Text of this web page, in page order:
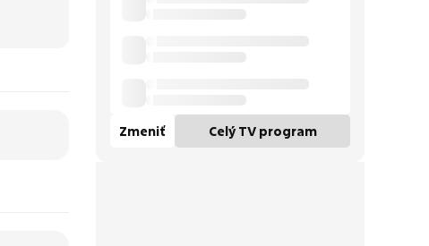
Zmeniť Celý TV program